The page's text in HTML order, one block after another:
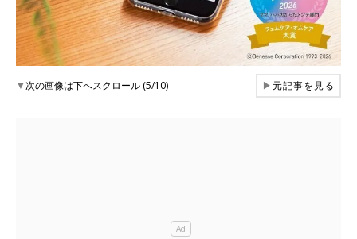
▼次の画像は下へスクロール (5/10) ▶元記事を見る